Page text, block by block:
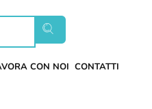
CON NOI CONTATTI